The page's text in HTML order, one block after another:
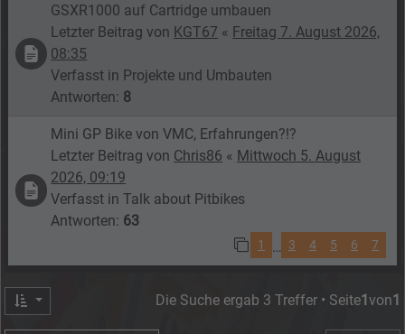
GSXR1000 auf Cartridge umbauen
Letzter Beitrag von KGT67 « Freitag 7. August 2026,
08:35
Verfasst in Projekte und Umbauten
Antworten: 8
Mini GP Bike von VMC, Erfahrungen?!?
Letzter Beitrag von Chris86 « Mittwoch 5. August
2026, 09:19
Verfasst inTalk about Pitbikes
Antworten: 63
1 … 3 4 5 6 7
Die Suche ergab 3 Treffer • Seite1von1